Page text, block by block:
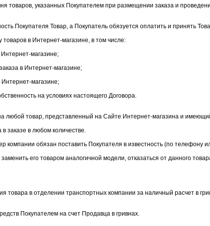
товаров, указанных Покупателем при размещении заказа и
Покупателя Товар, а Покупатель обязуется оплатить и принять
в Интернет-магазине, в том числе:
магазине;
в Интернет-магазине;
магазине;
на условиях настоящего Договора.
любой товар, представленный на Сайте Интернет-магазина и
заказе в любом количестве.
компании обязан поставить Покупателя в известность (по телефону
его товаром аналогичной модели, отказаться от данного
товара в отделении транспортных компании за наличный расчет в
Покупателем на счет Продавца в гривнах.